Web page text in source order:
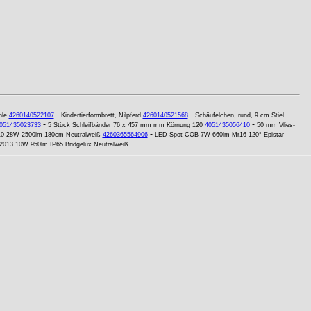
4260140522107- Kindertierformbrett, Nilpferd 4260140521568- Schäufelchen, rund, 9 cm Stiel
- 5 Stück Schleifbänder 76 x 457 mm mm Körnung 120 4051435056410- 50 mm Vlies-
28W 2500lm 180cm Neutralweiß 4260365564906- LED Spot COB 7W 660lm Mr16 120° Epistar
10W 950lm IP65 Bridgelux Neutralweiß